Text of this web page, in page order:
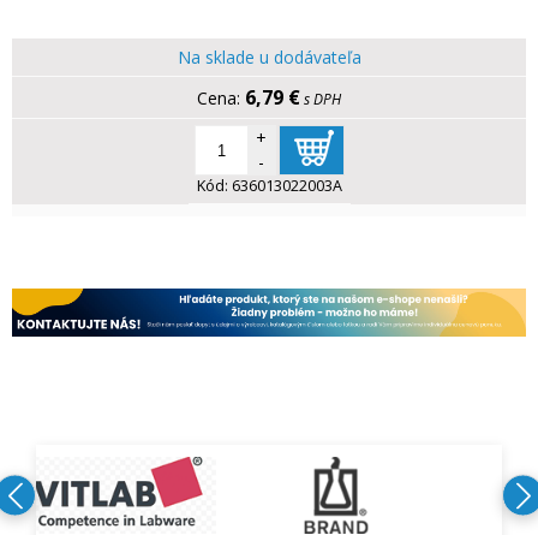
Na sklade u dodávateľa
6,79 €s DPH
+
-
Kód: 636013022003A